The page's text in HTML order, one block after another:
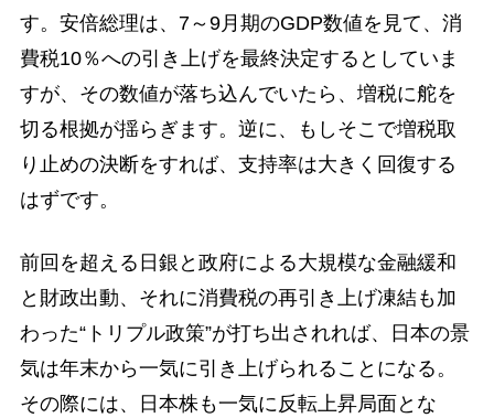
す。安倍総理は、7～9月期のGDP数値を見て、消
費税10％への引き上げを最終決定するとしていま
すが、その数値が落ち込んでいたら、増税に舵を
切る根拠が揺らぎます。逆に、もしそこで増税取
り止めの決断をすれば、支持率は大きく回復する
はずです。
前回を超える日銀と政府による大規模な金融緩和
と財政出動、それに消費税の再引き上げ凍結も加
わった“トリプル政策”が打ち出されれば、日本の景
気は年末から一気に引き上げられることになる。
その際には、日本株も一気に反転上昇局面とな